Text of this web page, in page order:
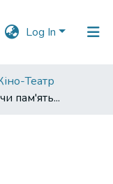
Log In
Театр
пам'ять...